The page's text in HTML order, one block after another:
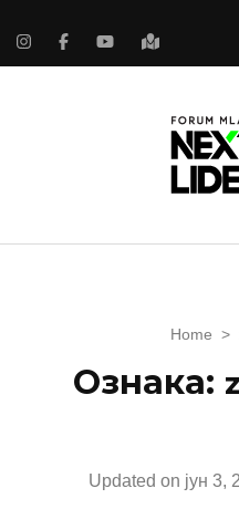
Home >
Ознака:
Updated on јун 3,